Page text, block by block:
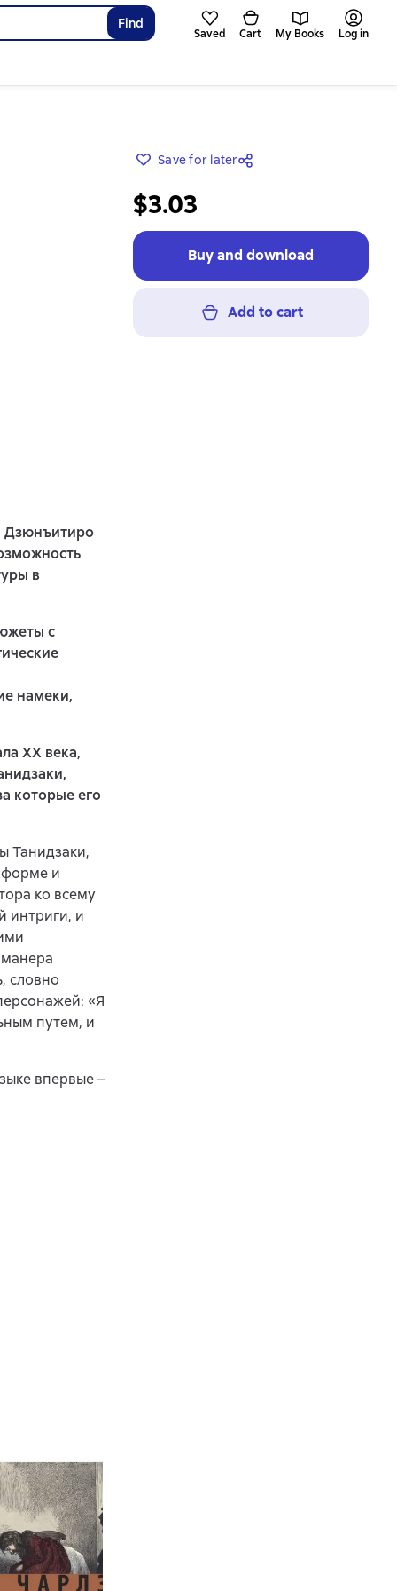
Find
Saved Cart My Books Log in
Save for later
$3.03
Buy and download
Add to cart
Дзюнъитиро
в
с
намеки,
ХХ века,
которые его
Танидзаки,
форме и
ко всему
интриги, и
словно
«Я
путем, и
впервые –